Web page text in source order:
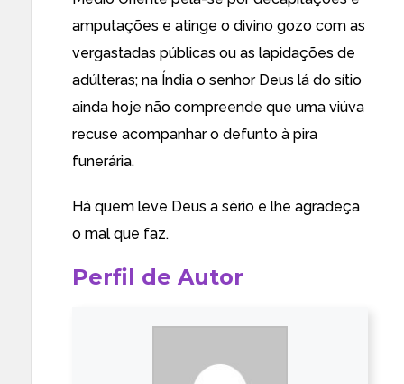
amputações e atinge o divino gozo com as
vergastadas públicas ou as lapidações de
adúlteras; na Índia o senhor Deus lá do sítio
ainda hoje não compreende que uma viúva
recuse acompanhar o defunto à pira
funerária.
Há quem leve Deus a sério e lhe agradeça
o mal que faz.
Perfil de Autor